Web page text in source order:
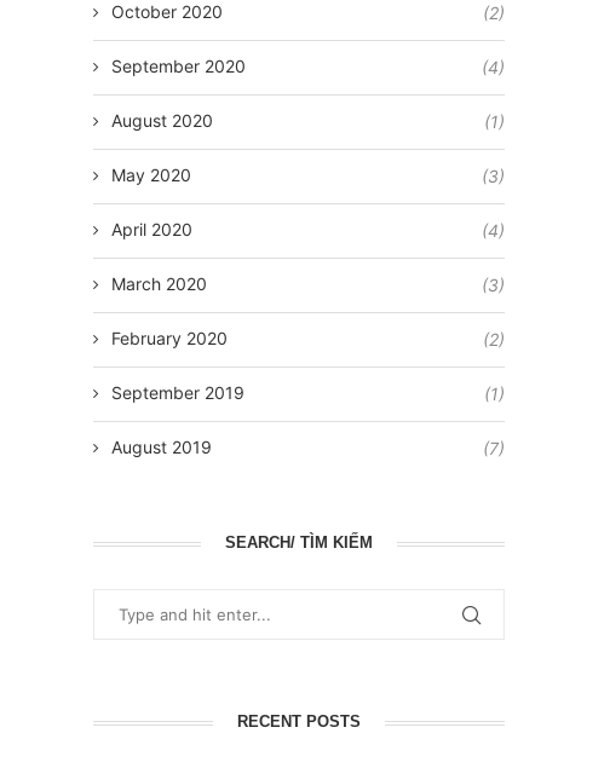
October 2020 (2)
September 2020 (4)
August 2020 (1)
May 2020 (3)
April 2020 (4)
March 2020 (3)
February 2020 (2)
September 2019 (1)
August 2019 (7)
SEARCH/ TÌM KIẾM
RECENT POSTS